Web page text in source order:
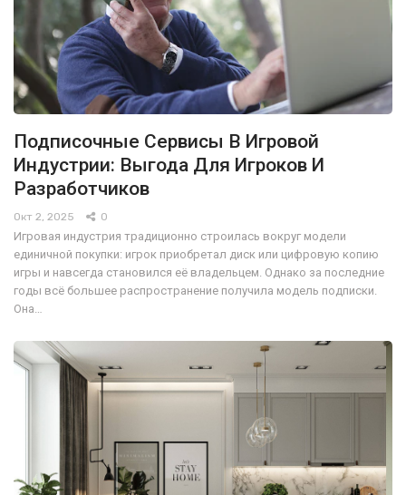
Подписочные Сервисы В Игровой
Индустрии: Выгода Для Игроков И
Разработчиков
Окт 2, 2025 0
Игровая индустрия традиционно строилась вокруг модели
единичной покупки: игрок приобретал диск или цифровую копию
игры и навсегда становился её владельцем. Однако за последние
годы всё большее распространение получила модель подписки.
Она…